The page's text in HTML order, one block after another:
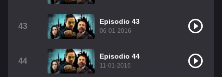
43
Episodio 43
06-01-2016
44
Episodio 44
11-01-2016